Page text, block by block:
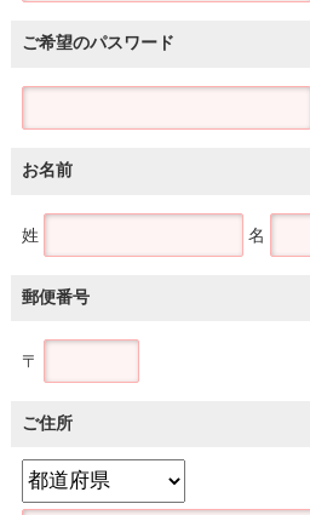
ご希望のパスワード
お名前
姓 名
郵便番号
〒
ご住所